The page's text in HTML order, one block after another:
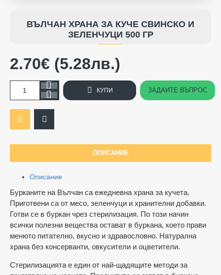
ВЪЛЧАН ХРАНА ЗА КУЧЕ СВИНСКО И
ЗЕЛЕНЧУЦИ 500 ГР
ОПИСАНИЕ
Описание
Бурканите на Вълчан са ежедневна храна за кучета.
Приготвени са от месо, зеленчуци и хранителни добавки.
Готви се в буркан чрез стерилизация. По този начин
всички полезни вещества остават в буркана, което прави
менюто питателно, вкусно и здравословно. Натурална
храна без консерванти, овкусители и оцветители.
Стерилизацията е един от най-щадящите методи за
2.70€ (5.28лв.)
КУПИ ЗАДАЙТЕ ВЪПРОС